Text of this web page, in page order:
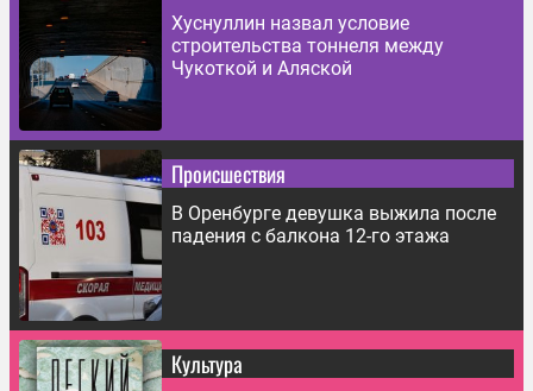
Хуснуллин назвал условие
строительства тоннеля между
Чукоткой и Аляской
Происшествия
В Оренбурге девушка выжила после
падения с балкона 12-го этажа
Культура